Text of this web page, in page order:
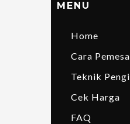
MENU
Home
Cara
Teknik
Cek Harga
FAQ